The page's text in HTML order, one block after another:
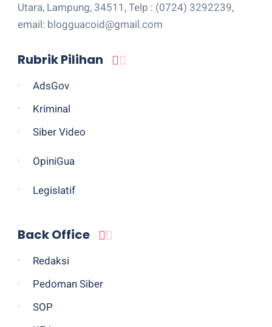
Utara, Lampung, 34511, Telp : (0724) 3292239,
email: blogguacoid@gmail.com
Rubrik Pilihan
AdsGov
Kriminal
Siber Video
OpiniGua
Legislatif
Back Office
Redaksi
Pedoman Siber
SOP